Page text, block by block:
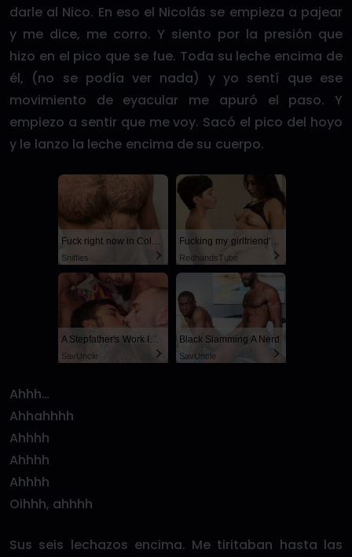
darle al Nico. En eso el Nicolás se empieza a pajear
y me dice, me corro. Y siento por la presión que
hizo en el pico que se fue. Toda su leche encima de
él, (no se podía ver nada) y yo sentí que ese
movimiento de eyacular me apuró el paso. Y
empiezo a sentir que me voy. Sacó el pico del hoyo
y le lanzo la leche encima de su cuerpo.
Fuck right now in Columbus
Sniffies
Fucking my girlfriend's hot mommy by mistake
RedhandsTube
A Stepfather's Work Is Never Done
SayUncle
Black Slamming A Nerd
SayUncle
Ahhh…
Ahhahhhh
Ahhhh
Ahhhh
Ahhhh
Oihhh, ahhhh
Sus seis lechazos encima. Me tiritaban hasta las